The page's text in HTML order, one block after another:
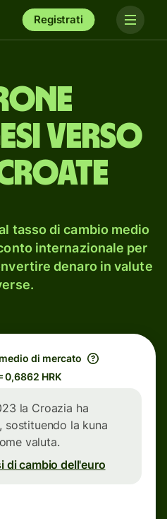
Registrati
verso
tasso di cambio medio
internazionale per
denaro in valute
di mercato
0,6862 HRK
la Croazia ha
la kuna
valuta.
di cambio dell'euro